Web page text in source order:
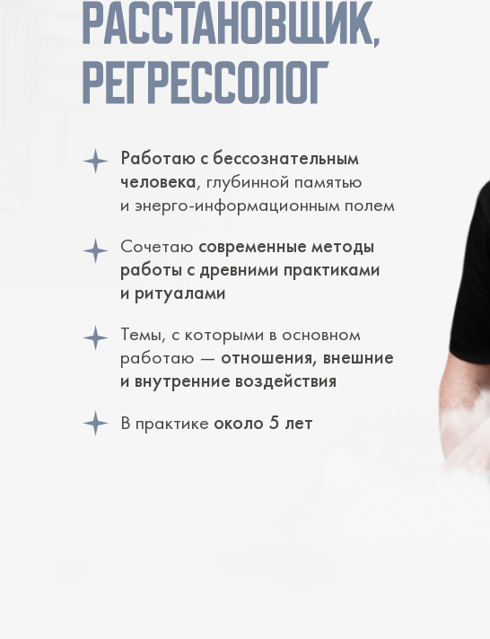
В практике около 5 лет
Работаю с бессознательным
человека, глубинной памятью
и энерго-информационным полем
Сочетаю современные методы
работы с древними практиками
и ритуалами
Темы, с которыми в основном
работаю — отношения, внешние
и внутренние воздействия